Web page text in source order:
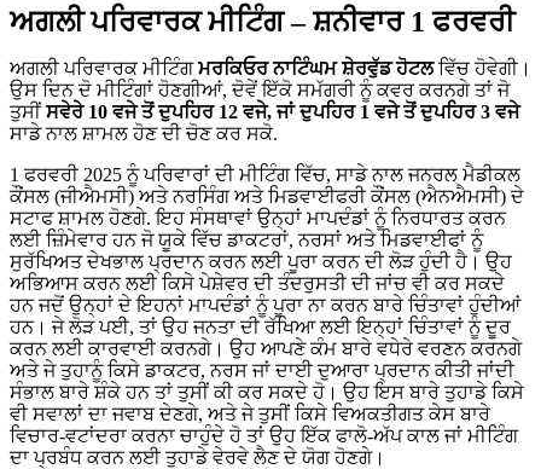
ਅਗਲੀ ਪਰਿਵਾਰਕ ਮੀਟਿੰਗ – ਸ਼ਨੀਵਾਰ 1 ਫਰਵਰੀ
ਅਗਲੀ ਪਰਿਵਾਰਕ ਮੀਟਿੰਗਮਰਕਿਓਰ ਨਾਟਿੰਘਮ ਸ਼ੇਰਵੁੱਡ ਹੋਟਲਵਿੱਚ ਹੋਵੇਗੀ।
ਉਸ ਦਿਨ ਦੋ ਮੀਟਿੰਗਾਂ ਹੋਣਗੀਆਂ, ਦੋਵੇਂ ਇੱਕੋ ਸਮੱਗਰੀ ਨੂੰ ਕਵਰ ਕਰਨਗੇ ਤਾਂ ਜੋ
ਤੁਸੀਂਸਵੇਰੇ 10 ਵਜੇ ਤੋਂ ਦੁਪਹਿਰ 12 ਵਜੇ, ਜਾਂ ਦੁਪਹਿਰ 1 ਵਜੇ ਤੋਂ ਦੁਪਹਿਰ 3 ਵਜੇ
ਸਾਡੇ ਨਾਲ ਸ਼ਾਮਲ ਹੋਣ ਦੀ ਚੋਣ ਕਰ ਸਕੋ.
1 ਫਰਵਰੀ 2025 ਨੂੰ ਪਰਿਵਾਰਾਂ ਦੀ ਮੀਟਿੰਗ ਵਿੱਚ, ਸਾਡੇ ਨਾਲ ਜਨਰਲ ਮੈਡੀਕਲ
ਕੌਂਸਲ (ਜੀਐਮਸੀ) ਅਤੇ ਨਰਸਿੰਗ ਅਤੇ ਮਿਡਵਾਈਫਰੀ ਕੌਂਸਲ (ਐਨਐਮਸੀ) ਦੇ
ਸਟਾਫ ਸ਼ਾਮਲ ਹੋਣਗੇ. ਇਹ ਸੰਸਥਾਵਾਂ ਉਨ੍ਹਾਂ ਮਾਪਦੰਡਾਂ ਨੂੰ ਨਿਰਧਾਰਤ ਕਰਨ
ਲਈ ਜ਼ਿੰਮੇਵਾਰ ਹਨ ਜੋ ਯੂਕੇ ਵਿੱਚ ਡਾਕਟਰਾਂ, ਨਰਸਾਂ ਅਤੇ ਮਿਡਵਾਈਫਾਂ ਨੂੰ
ਸੁਰੱਖਿਅਤ ਦੇਖਭਾਲ ਪ੍ਰਦਾਨ ਕਰਨ ਲਈ ਪੂਰਾ ਕਰਨ ਦੀ ਲੋੜ ਹੁੰਦੀ ਹੈ। ਉਹ
ਅਭਿਆਸ ਕਰਨ ਲਈ ਕਿਸੇ ਪੇਸ਼ੇਵਰ ਦੀ ਤੰਦਰੁਸਤੀ ਦੀ ਜਾਂਚ ਵੀ ਕਰ ਸਕਦੇ
ਹਨ ਜਦੋਂ ਉਨ੍ਹਾਂ ਦੇ ਇਹਨਾਂ ਮਾਪਦੰਡਾਂ ਨੂੰ ਪੂਰਾ ਨਾ ਕਰਨ ਬਾਰੇ ਚਿੰਤਾਵਾਂ ਹੁੰਦੀਆਂ
ਹਨ। ਜੇ ਲੋੜ ਪਈ, ਤਾਂ ਉਹ ਜਨਤਾ ਦੀ ਰੱਖਿਆ ਲਈ ਇਨ੍ਹਾਂ ਚਿੰਤਾਵਾਂ ਨੂੰ ਦੂਰ
ਕਰਨ ਲਈ ਕਾਰਵਾਈ ਕਰਨਗੇ। ਉਹ ਆਪਣੇ ਕੰਮ ਬਾਰੇ ਵਧੇਰੇ ਵਰਣਨ ਕਰਨਗੇ
ਅਤੇ ਜੇ ਤੁਹਾਨੂੰ ਕਿਸੇ ਡਾਕਟਰ, ਨਰਸ ਜਾਂ ਦਾਈ ਦੁਆਰਾ ਪ੍ਰਦਾਨ ਕੀਤੀ ਜਾਂਦੀ
ਸੰਭਾਲ ਬਾਰੇ ਸ਼ੰਕੇ ਹਨ ਤਾਂ ਤੁਸੀਂ ਕੀ ਕਰ ਸਕਦੇ ਹੋ। ਉਹ ਇਸ ਬਾਰੇ ਤੁਹਾਡੇ ਕਿਸੇ
ਵੀ ਸਵਾਲਾਂ ਦਾ ਜਵਾਬ ਦੇਣਗੇ, ਅਤੇ ਜੇ ਤੁਸੀਂ ਕਿਸੇ ਵਿਅਕਤੀਗਤ ਕੇਸ ਬਾਰੇ
ਵਿਚਾਰ-ਵਟਾਂਦਰਾ ਕਰਨਾ ਚਾਹੁੰਦੇ ਹੋ ਤਾਂ ਉਹ ਇੱਕ ਫਾਲੋ-ਅੱਪ ਕਾਲ ਜਾਂ ਮੀਟਿੰਗ
ਦਾ ਪ੍ਰਬੰਧ ਕਰਨ ਲਈ ਤੁਹਾਡੇ ਵੇਰਵੇ ਲੈਣ ਦੇ ਯੋਗ ਹੋਣਗੇ।